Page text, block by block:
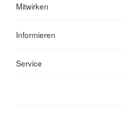
Mitwirken
Informieren
Service